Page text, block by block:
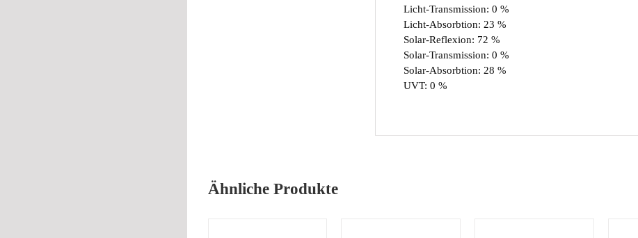
Licht-Transmission: 0 %
Licht-Absorbtion: 23 %
Solar-Reflexion: 72 %
Solar-Transmission: 0 %
Solar-Absorbtion: 28 %
UVT: 0 %
Ähnliche Produkte